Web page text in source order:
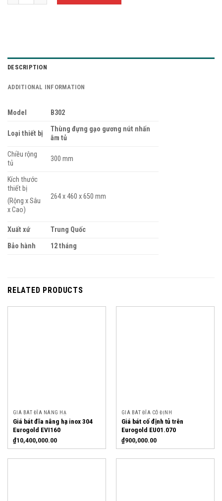
DESCRIPTION
ADDITIONAL INFORMATION
Model B302
Loại thiết bị
Thùng đựng gạo gương nút nhấn
âm tủ
Chiều rộng
tủ
300 mm
Kích thước
thiết bị
(Rộng x Sâu
x Cao)
264 x 460 x 650 mm
Xuất xứ
Trung Quốc
Bảo hành
12 tháng
RELATED PRODUCTS
GIÁ BÁT ĐĨA NÂNG HẠ
Giá bát đĩa nâng hạ inox 304
Eurogold EVI160
₫10,400,000.00
GIÁ BÁT ĐĨA CỐ ĐỊNH
Giá bát cố định tủ trên
Eurogold EU01.070
₫900,000.00